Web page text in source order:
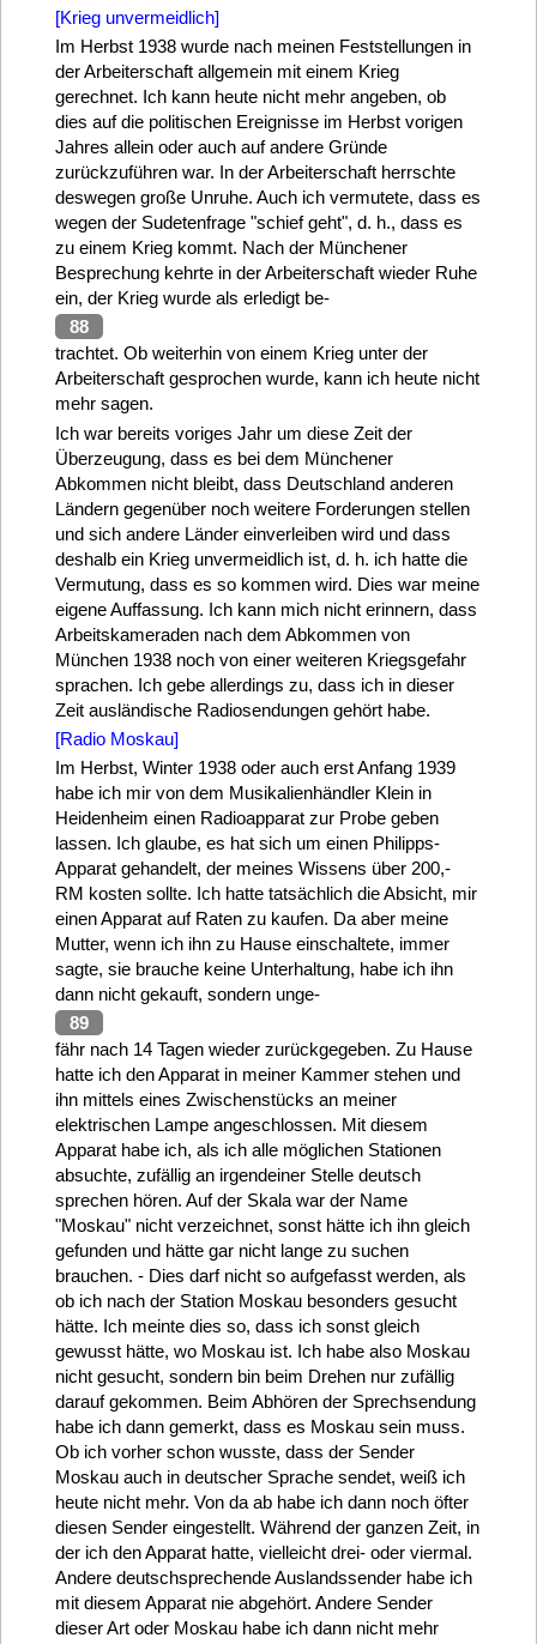
[Krieg unvermeidlich]
Im Herbst 1938 wurde nach meinen Feststellungen in
der Arbeiterschaft allgemein mit einem Krieg
gerechnet. Ich kann heute nicht mehr angeben, ob
dies auf die politischen Ereignisse im Herbst vorigen
Jahres allein oder auch auf andere Gründe
zurückzuführen war. In der Arbeiterschaft herrschte
deswegen große Unruhe. Auch ich vermutete, dass es
wegen der Sudetenfrage "schief geht", d. h., dass es
zu einem Krieg kommt. Nach der Münchener
Besprechung kehrte in der Arbeiterschaft wieder Ruhe
ein, der Krieg wurde als erledigt be-
88
trachtet. Ob weiterhin von einem Krieg unter der
Arbeiterschaft gesprochen wurde, kann ich heute nicht
mehr sagen.
Ich war bereits voriges Jahr um diese Zeit der
Überzeugung, dass es bei dem Münchener
Abkommen nicht bleibt, dass Deutschland anderen
Ländern gegenüber noch weitere Forderungen stellen
und sich andere Länder einverleiben wird und dass
deshalb ein Krieg unvermeidlich ist, d. h. ich hatte die
Vermutung, dass es so kommen wird. Dies war meine
eigene Auffassung. Ich kann mich nicht erinnern, dass
Arbeitskameraden nach dem Abkommen von
München 1938 noch von einer weiteren Kriegsgefahr
sprachen. Ich gebe allerdings zu, dass ich in dieser
Zeit ausländische Radiosendungen gehört habe.
[Radio Moskau]
Im Herbst, Winter 1938 oder auch erst Anfang 1939
habe ich mir von dem Musikalienhändler Klein in
Heidenheim einen Radioapparat zur Probe geben
lassen. Ich glaube, es hat sich um einen Philipps-
Apparat gehandelt, der meines Wissens über 200,-
RM kosten sollte. Ich hatte tatsächlich die Absicht, mir
einen Apparat auf Raten zu kaufen. Da aber meine
Mutter, wenn ich ihn zu Hause einschaltete, immer
sagte, sie brauche keine Unterhaltung, habe ich ihn
dann nicht gekauft, sondern unge-
89
fähr nach 14 Tagen wieder zurückgegeben. Zu Hause
hatte ich den Apparat in meiner Kammer stehen und
ihn mittels eines Zwischenstücks an meiner
elektrischen Lampe angeschlossen. Mit diesem
Apparat habe ich, als ich alle möglichen Stationen
absuchte, zufällig an irgendeiner Stelle deutsch
sprechen hören. Auf der Skala war der Name
"Moskau" nicht verzeichnet, sonst hätte ich ihn gleich
gefunden und hätte gar nicht lange zu suchen
brauchen. - Dies darf nicht so aufgefasst werden, als
ob ich nach der Station Moskau besonders gesucht
hätte. Ich meinte dies so, dass ich sonst gleich
gewusst hätte, wo Moskau ist. Ich habe also Moskau
nicht gesucht, sondern bin beim Drehen nur zufällig
darauf gekommen. Beim Abhören der Sprechsendung
habe ich dann gemerkt, dass es Moskau sein muss.
Ob ich vorher schon wusste, dass der Sender
Moskau auch in deutscher Sprache sendet, weiß ich
heute nicht mehr. Von da ab habe ich dann noch öfter
diesen Sender eingestellt. Während der ganzen Zeit, in
der ich den Apparat hatte, vielleicht drei- oder viermal.
Andere deutschsprechende Auslandssender habe ich
mit diesem Apparat nie abgehört. Andere Sender
dieser Art oder Moskau habe ich dann nicht mehr